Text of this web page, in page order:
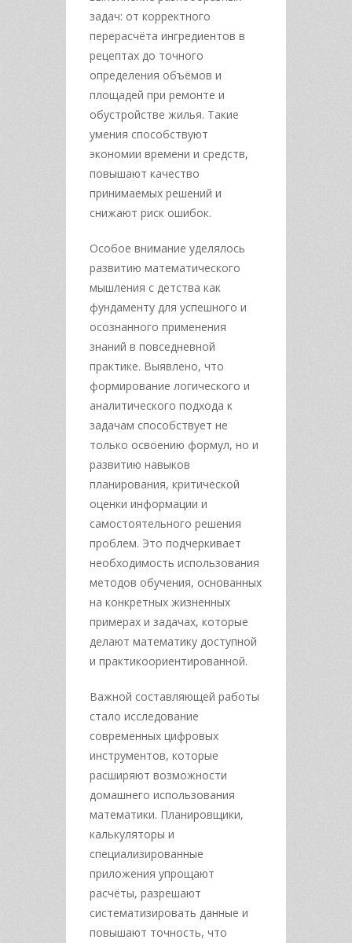
задач: от корректного
перерасчёта ингредиентов в
рецептах до точного
определения объёмов и
площадей при ремонте и
обустройстве жилья. Такие
умения способствуют
экономии времени и средств,
повышают качество
принимаемых решений и
снижают риск ошибок.
Особое внимание уделялось
развитию математического
мышления с детства как
фундаменту для успешного и
осознанного применения
знаний в повседневной
практике. Выявлено, что
формирование логического и
аналитического подхода к
задачам способствует не
только освоению формул, но и
развитию навыков
планирования, критической
оценки информации и
самостоятельного решения
проблем. Это подчеркивает
необходимость использования
методов обучения, основанных
на конкретных жизненных
примерах и задачах, которые
делают математику доступной
и практикоориентированной.
Важной составляющей работы
стало исследование
современных цифровых
инструментов, которые
расширяют возможности
домашнего использования
математики. Планировщики,
калькуляторы и
специализированные
приложения упрощают
расчёты, разрешают
систематизировать данные и
повышают точность, что